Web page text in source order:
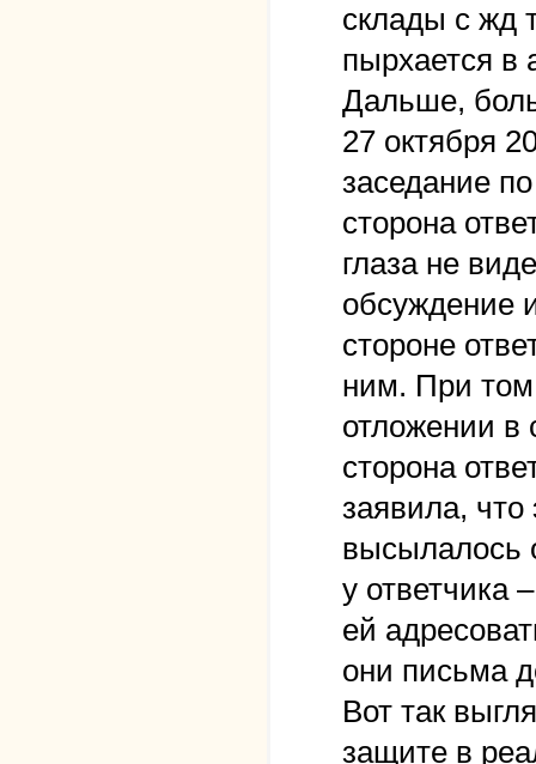
склады с жд
пырхается в
Дальше,
27 октября
заседание
сторона
глаза не
обсуждение
стороне
ним. При
отложении в
сторона
заявила, что
высылалось
у ответчика
ей
они письма
Вот так
защите в